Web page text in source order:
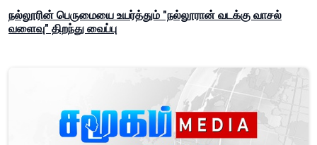
நல்லூரின் பெருமையை உயர்த்தும் "நல்லூரான் வடக்கு வாசல்
வளைவு" திறந்து வைப்பு